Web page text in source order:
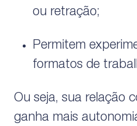
ou retração;
Permitem
formatos de
Ou seja, sua relação
ganha mais